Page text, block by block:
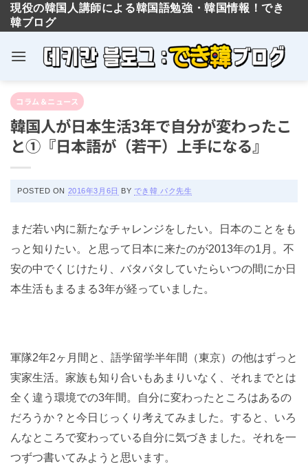
content
現役の韓国人講師による韓国語勉強・韓国情報！でき
韓ブログ
コラム＆ニュース
韓国人が日本生活3年で自分が変わったこ
と①『日本語が（若干）上手になる』
POSTED ON 2016年3月6日 BY でき韓 パク先生
まだ若い内に新たなチャレンジをしたい。日本のことをも
っと知りたい。と思って日本に来たのが2013年の1月。不
安の中でくじけたり、バタバタしていたらいつの間にか日
本生活もまるまる3年が経っていました。
軍隊2年2ヶ月間と、語学留学半年間（東京）の他はずっと
実家生活。家族も知り合いもあまりいなく、それまでとは
全く違う環境での3年間。自分に変わったところはあるの
だろうか？と今日じっくり考えてみました。すると、いろ
んなところで変わっている自分に気づきました。それを一
つずつ書いてみようと思います。